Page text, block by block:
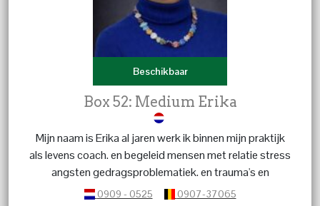
Beschikbaar
Box 52: Medium Erika
Mijn naam is Erika al jaren werk ik binnen mijn praktijk
als levens coach. en begeleid mensen met relatie stress
angsten gedragsproblematiek. en trauma's en
karmische relaties. geef energetische behandelingen dit
0909 - 0525 0907-37065